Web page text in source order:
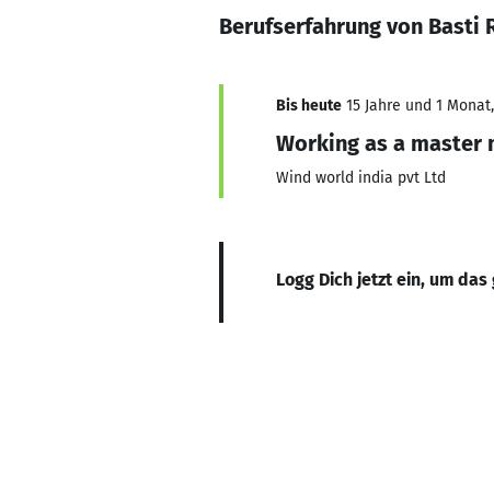
Berufserfahrung von Basti
Bis heute 15 Jahre und 1
Working as a
Wind world india pvt Ltd
Logg Dich jetzt ein, um